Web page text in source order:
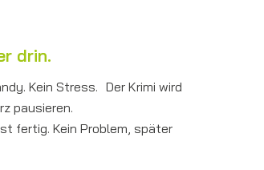
drin.
Kein Stress. Der Krimi wird
pausieren.
fertig. Kein Problem, später